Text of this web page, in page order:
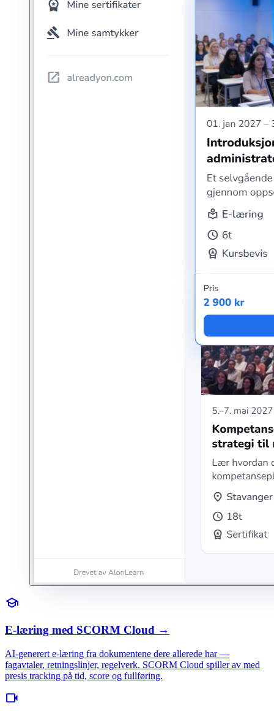
school
E-læring med SCORM Cloud →
AI-generert e-læring fra dokumentene dere allerede har —
fagavtaler, retningslinjer, regelverk. SCORM Cloud spiller av med
presis tracking på tid, score og fullføring.
videocam